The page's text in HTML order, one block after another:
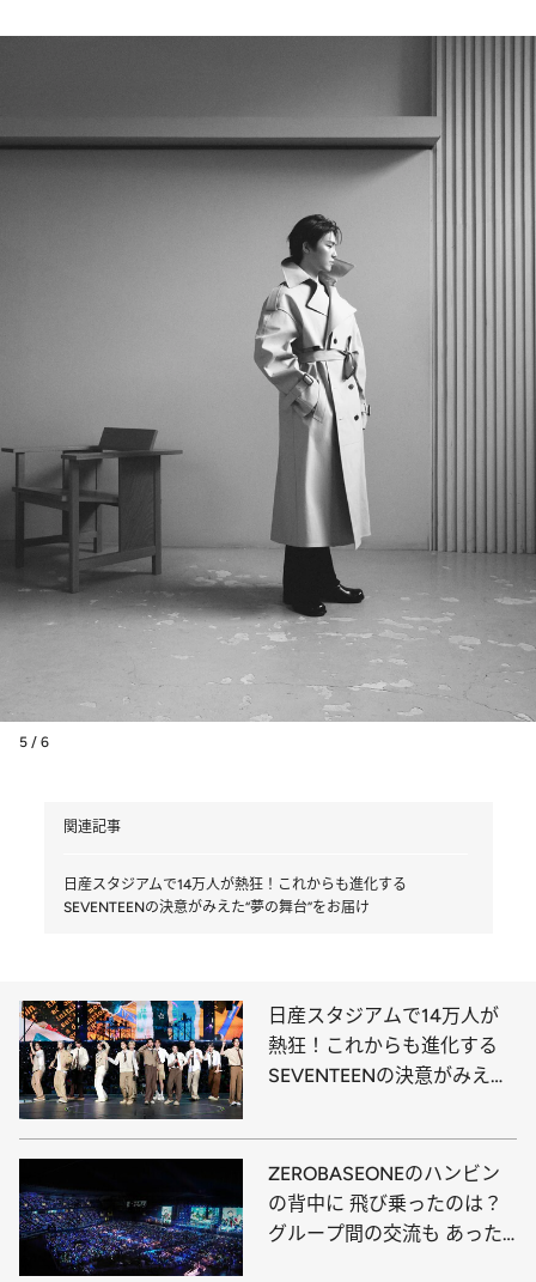
5 / 6
関連記事
日産スタジアムで14万人が熱狂！これからも進化する
SEVENTEENの決意がみえた“夢の舞台”をお届け
日産スタジアムで14万人が
熱狂！これからも進化する
SEVENTEENの決意がみえ
ZEROBASEONEのハンビン
の背中に 飛び乗ったのは？
グループ間の交流も あった